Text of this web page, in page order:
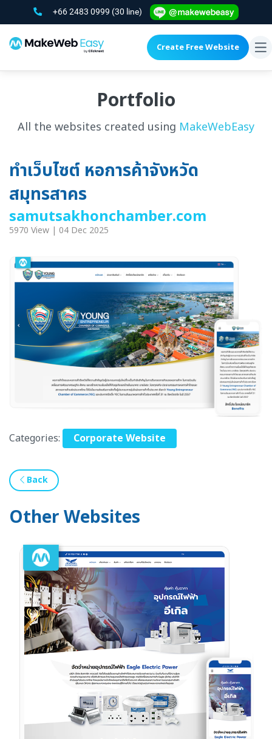
+66 2483 0999 (30 line)
Create Free Website
Portfolio
All the websites created using MakeWebEasy
ทำเว็บไซต์ หอการค้าจังหวัด
สมุทรสาคร
samutsakhonchamber.com
5970 View | 04 Dec 2025
Categories: Corporate Website
Back
Other Websites